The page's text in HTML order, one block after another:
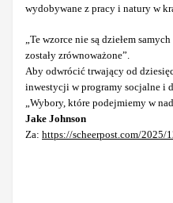
wydobywane z pracy i natury w
„Te wzorce nie są dziełem
zostały zrównoważone”.
Aby odwrócić trwający od
inwestycji w programy socjalne i
„Wybory, które podejmiemy w
Jake Johnson
Za: https://scheerpost.com/2025/